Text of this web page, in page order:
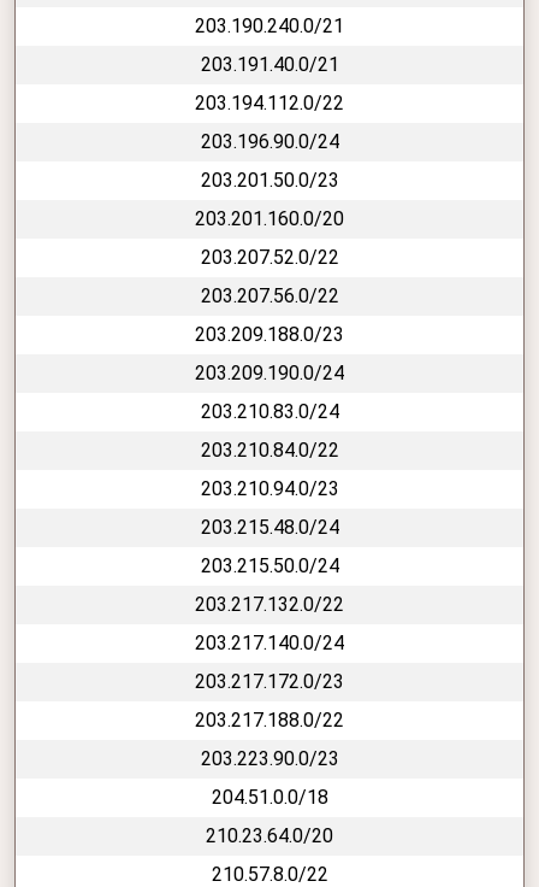
203.190.240.0/21
203.191.40.0/21
203.194.112.0/22
203.196.90.0/24
203.201.50.0/23
203.201.160.0/20
203.207.52.0/22
203.207.56.0/22
203.209.188.0/23
203.209.190.0/24
203.210.83.0/24
203.210.84.0/22
203.210.94.0/23
203.215.48.0/24
203.215.50.0/24
203.217.132.0/22
203.217.140.0/24
203.217.172.0/23
203.217.188.0/22
203.223.90.0/23
204.51.0.0/18
210.23.64.0/20
210.57.8.0/22